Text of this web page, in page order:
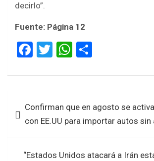
decirlo”.
Fuente: Página 12
F
ce
o
o
k
T
tt
W
at
A
p
p
ar
de Confirman que en agosto se
con EE.UU para importar autos sin
“Estados Unidos atacará a Irán